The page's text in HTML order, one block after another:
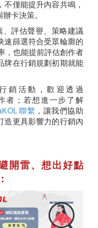
僅能提升內容共鳴，
卡決策。
、評估聲譽、策略建議
速篩選符合受眾輪廓的
，也能提前評估創作者
牌在行銷規劃初期就能
銷活動，歡迎透過
者；若想進一步了解
聯繫 ，讓我們協助
造更具影響力的行銷內
開雷、想出好點